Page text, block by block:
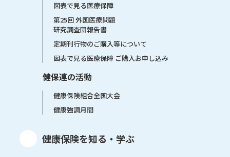
図表で見る医療保障
第25回 外国医療問題
研究調査団報告書
定期刊行物のご購入等について
図表で見る医療保障 ご購入お申し込み
健保連の活動
健康保険組合全国大会
健康強調月間
健康保険を知る・学ぶ